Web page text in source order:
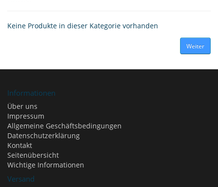
Keine Produkte in dieser Kategorie vorhanden
Weiter
Informationen
Über uns
Impressum
Allgemeine Geschäftsbedingungen
Datenschutzerklärung
Kontakt
Seitenübersicht
Wichtige Informationen
Versand